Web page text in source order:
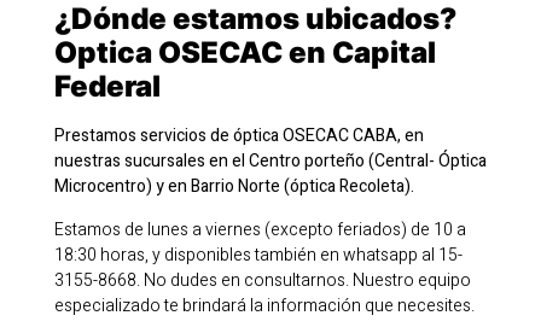
¿Dónde estamos ubicados?
Optica OSECAC en Capital
Federal
Prestamos servicios de óptica OSECAC CABA, en
nuestras sucursales en el Centro porteño (Central- Óptica
Microcentro) y en Barrio Norte (óptica Recoleta).
Estamos de lunes a viernes (excepto feriados) de 10 a
18:30 horas, y disponibles también en whatsapp al 15-
3155-8668. No dudes en consultarnos. Nuestro equipo
especializado te brindará la información que necesites.